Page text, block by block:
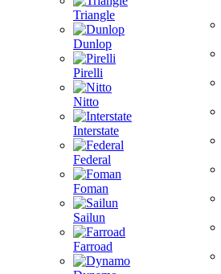
Triangle
Dunlop
Pirelli
Nitto
Interstate
Federal
Foman
Sailun
Farroad